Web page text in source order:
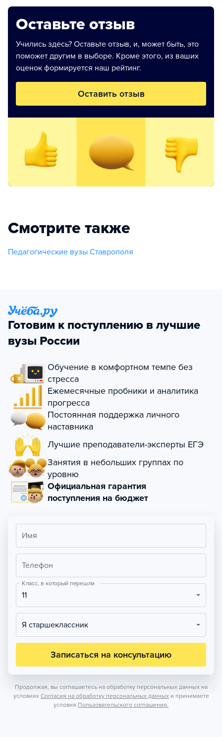
Оставьте отзыв
Учились здесь? Оставьте отзыв, и, может быть, это
поможет другим в выборе. Кроме этого, из ваших
оценок формируется наш рейтинг.
Оставить отзыв
Смотрите также
Педагогические вузы Ставрополя
Готовим к поступлению в лучшие
вузы России
Обучение в комфортном темпе без
стресса
Ежемесячные пробники и аналитика
прогресса
Постоянная поддержка личного
наставника
Лучшие преподаватели-эксперты ЕГЭ
Занятия в небольших группах по
уровню
Официальная гарантия
поступления на бюджет
Имя
Телефон
Класс, в который перешли
11
Я старшеклассник
Записаться на консультацию
Продолжая, вы соглашаетесь на обработку персональных данных на
условиях Согласия на обработку персональных данных и принимаете
условия Пользовательского соглашения.